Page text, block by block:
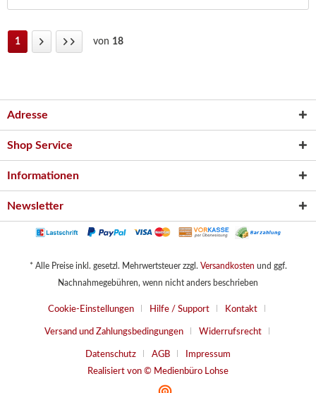
1 von 18
Adresse
Shop Service
Informationen
Newsletter
* Alle Preise inkl. gesetzl. Mehrwertsteuer zzgl. Versandkosten und ggf.
Nachnahmegebühren, wenn nicht anders beschrieben
Cookie-Einstellungen Hilfe / Support Kontakt
Versand und Zahlungsbedingungen Widerrufsrecht
Datenschutz AGB
Impressum
Realisiert von © Medienbüro Lohse